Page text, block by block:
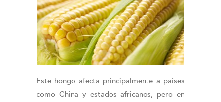
Este hongo afecta principalmente a países
como China y estados africanos, pero en